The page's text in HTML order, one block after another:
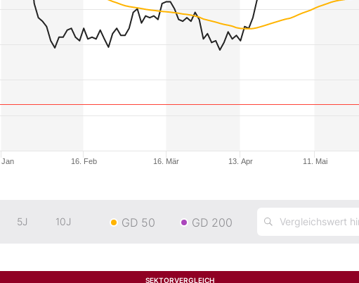
Jan 16. Feb 16. Mär 13. Apr 11. Mai
5J 10J GD 50 GD 200
SEKTORVERGLEICH